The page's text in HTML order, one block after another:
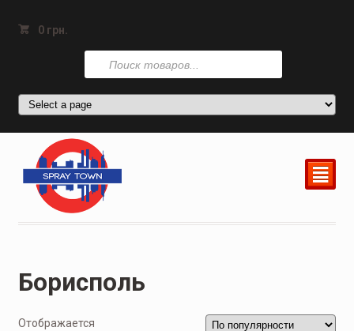
0 грн.
Поиск
товаров
²
Борисполь
Отображается